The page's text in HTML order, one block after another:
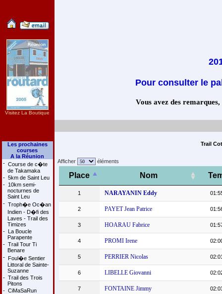
Visitez La Boutique
Les prochaines
courses
A la Réunion
- Course de c�te
de Takamaka
- 5km de Saint Leu
- 10km semi-
nocturnes de
Saint Leu
- Troph�e Oc�an
Indien - D�fi des
Laves - Trail des
Timizes
- La Boucle
Parapente
- Trail Tour Ti
Benare
- Foul�e Sentier
Littoral de Sainte-
Suzanne
- Trail des Trois
Pitons
- CiMaSaRun
Pour consulter le
Vous avez des
Trail
Afficher éléments
Place Nom
1 NARAYANIN Eddy
2 PAYET Jean Patrice
3 HOARAU Fabrice
4 PROMI Irene
5 PERRIER Nicolas
6 LIBELLE Giovanni
7 FONTAINE Jimmy